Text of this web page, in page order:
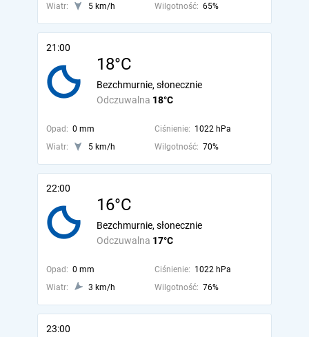
Wiatr:
5 km/h Wilgotność: 65%
21:00
18°C
Odczuwalna 18°C
Bezchmurnie, słonecznie
Opad: 0 mm Ciśnienie: 1022 hPa
Wiatr:
5 km/h Wilgotność: 70%
22:00
16°C
Odczuwalna 17°C
Bezchmurnie, słonecznie
Opad: 0 mm Ciśnienie: 1022 hPa
Wiatr:
3 km/h Wilgotność: 76%
23:00